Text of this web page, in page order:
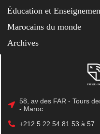
Éducation et
Marocains du monde
Archives
58, av des FAR - Tours
- Maroc
+212 5 22 54 81 53 à 57